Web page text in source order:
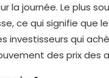
la journée. Le plus
ce qui signifie que
investisseurs qui
des prix des